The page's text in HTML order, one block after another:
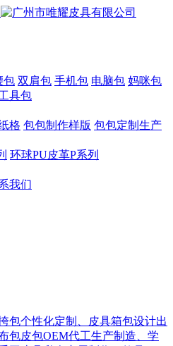
包 双肩包 手机包 电脑包 妈咪包
具包
格 包包制作样版 包包定制生产
环球PU皮革P系列
我们